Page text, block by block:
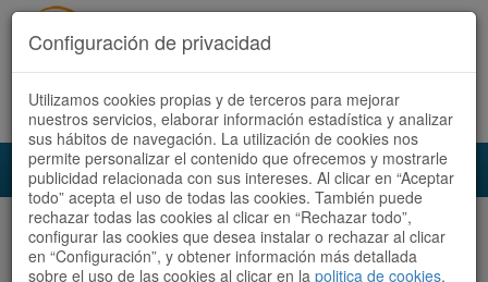
Accedeix Registra't ara Español Català
Audioruta Totes les rutes
Ordenar per: Més recents / Dificultat
Configuración de privacidad
Utilizamos cookies propias y de terceros para mejorar
nuestros servicios, elaborar información estadística y analizar
sus hábitos de navegación. La utilización de cookies nos
permite personalizar el contenido que ofrecemos y mostrarle
publicidad relacionada con sus intereses. Al clicar en “Aceptar
todo” acepta el uso de todas las cookies. También puede
rechazar todas las cookies al clicar en “Rechazar todo”,
configurar las cookies que desea instalar o rechazar al clicar
en “Configuración”, y obtener información más detallada
sobre el uso de las cookies al clicar en la politica de cookies.